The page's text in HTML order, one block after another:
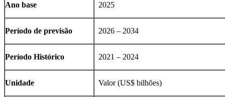
Ano base 2025
Período de previsão 2026 – 2034
Período Histórico 2021 – 2024
Unidade Valor (US$ bilhões)